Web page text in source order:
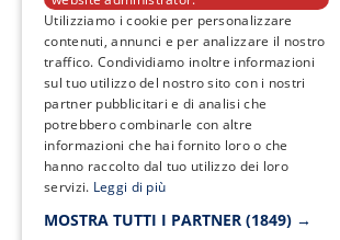
Utilizziamo i cookie per personalizzare
contenuti, annunci e per analizzare il nostro
traffico. Condividiamo inoltre informazioni
sul tuo utilizzo del nostro sito con i nostri
partner pubblicitari e di analisi che
potrebbero combinarle con altre
informazioni che hai fornito loro o che
hanno raccolto dal tuo utilizzo dei loro
servizi. Leggi di più
MOSTRA TUTTI I PARTNER (1849) →